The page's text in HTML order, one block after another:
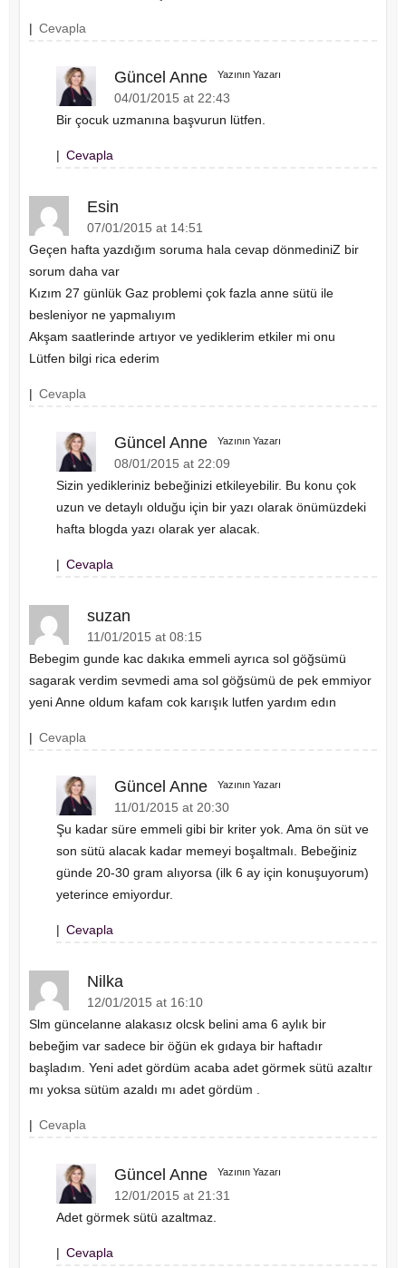
| Cevapla
Güncel Anne Yazının Yazarı
04/01/2015 at 22:43
Bir çocuk uzmanına başvurun lütfen.
| Cevapla
Esin
07/01/2015 at 14:51
Geçen hafta yazdığım soruma hala cevap dönmediniZ bir
sorum daha var
Kızım 27 günlük Gaz problemi çok fazla anne sütü ile
besleniyor ne yapmalıyım
Akşam saatlerinde artıyor ve yediklerim etkiler mi onu
Lütfen bilgi rica ederim
| Cevapla
Güncel Anne Yazının Yazarı
08/01/2015 at 22:09
Sizin yedikleriniz bebeğinizi etkileyebilir. Bu konu çok
uzun ve detaylı olduğu için bir yazı olarak önümüzdeki
hafta blogda yazı olarak yer alacak.
| Cevapla
suzan
11/01/2015 at 08:15
Bebegim gunde kac dakıka emmeli ayrıca sol göğsümü
sagarak verdim sevmedi ama sol göğsümü de pek emmiyor
yeni Anne oldum kafam cok karışık lutfen yardım edın
| Cevapla
Güncel Anne Yazının Yazarı
11/01/2015 at 20:30
Şu kadar süre emmeli gibi bir kriter yok. Ama ön süt ve
son sütü alacak kadar memeyi boşaltmalı. Bebeğiniz
günde 20-30 gram alıyorsa (ilk 6 ay için konuşuyorum)
yeterince emiyordur.
| Cevapla
Nilka
12/01/2015 at 16:10
Slm güncelanne alakasız olcsk belini ama 6 aylık bir
bebeğim var sadece bir öğün ek gıdaya bir haftadır
başladım. Yeni adet gördüm acaba adet görmek sütü azaltır
mı yoksa sütüm azaldı mı adet gördüm .
| Cevapla
Güncel Anne Yazının Yazarı
12/01/2015 at 21:31
Adet görmek sütü azaltmaz.
| Cevapla